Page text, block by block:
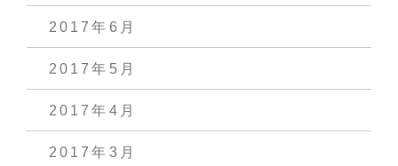
2017年6月
2017年5月
2017年4月
2017年3月